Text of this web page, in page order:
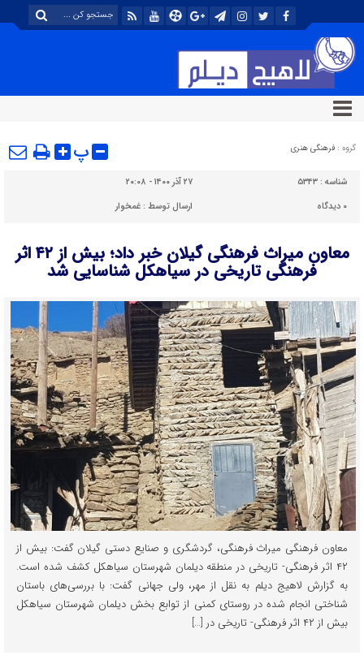
گروه : فرهنگی هنری پ
شناسه : ۵۳۴۳
۲۷ آذر ۱۴۰۰ - ۲۰:۰۸
۰ دیدگاه ارسال توسط :غمخوار
معاون میراث فرهنگی گیلان خبر داد؛ بیش از ۴۲ اثر
فرهنگی تاریخی در سیاهکل شناسایی شد
معاون فرهنگی میراث فرهنگی، گردشگری و صنایع دستی گیلان گفت: بیش از
۴۲ اثر فرهنگی- تاریخی در منطقه دیلمان شهرستان سیاهکل کشف شده است.
به گزارش لاهیج دیلم به نقل از مهر، ولی جهانی گفت: با بررسی‌های باستان
شناختی انجام شده در روستای کمنی از توابع بخش دیلمان شهرستان سیاهکل
بیش از ۴۲ اثر فرهنگی- تاریخی در […]